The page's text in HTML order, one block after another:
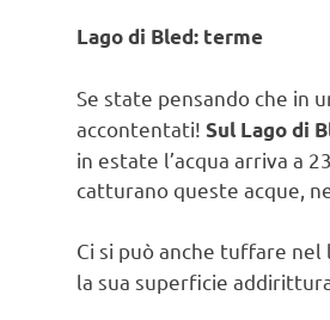
Lago di Bled: terme
Se state pensando che in
accontentati! Sul Lago di
in estate l’acqua arriva a
catturano queste acque,
Ci si può anche tuffare
la sua superficie